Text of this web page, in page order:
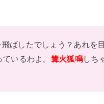
ばしたでしょう？あれを
いるわよ。 篝火狐鳴しち